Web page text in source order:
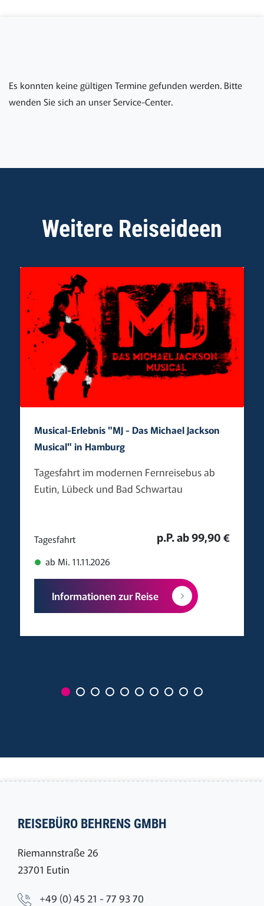
Es konnten keine gültigen Termine gefunden werden. Bitte
wenden Sie sich an unser Service-Center.
Weitere Reiseideen
Musical-Erlebnis "MJ - Das Michael Jackson
Musical" in Hamburg
Tagesfahrt im modernen Fernreisebus ab
Eutin, Lübeck und Bad Schwartau
Tagesfahrt
ab Mi. 11.11.2026
p.P. ab 99,90 €
Informationen zur Reise
REISEBÜRO BEHRENS GMBH
Riemannstraße 26
23701 Eutin
+49 (0) 45 21 - 77 93 70